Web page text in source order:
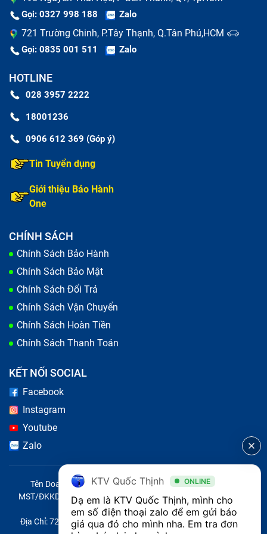
Lưu ý khi thay pin tablet
Tại sao Bảo Hành One là địa điểm uy
tín thay pin tablet Lenovo ?
Luôn luôn là hàng chính hãng:
tín lên hàng đầu và cam kết không sử dụng hàng giả,
hàng nhái, hàng kém chất lượng. Mỗi viên pin tablet
Lenovo đều có nguồn gốc xuất xứ rõ ràng, được cung
cấp từ chính thương hiệu và các đối tác làm việc trực
tiếp với Lenovo .
Sự trung thực:Đội ngũ nhân viên kỹ thuật của BẢO
HÀNH ONE sẽ tiến hành thay sửa pin tablet Lenovo
trước mặt quý khách. Bạn được quan sát trực tiếp quá
trình thay sửa và có quyền đưa ra thắc mắc để nhận
được giải đáp chi tiết tận tâm.
Gọi: 0327 998 188 Zalo
721 Trường Chinh, P.Tây Thạnh, Q.Tân Phú,HCM
Gọi: 0835 001 511 Zalo
HOTLINE
028 3957 2222
18001236
0906 612 369 (Góp ý)
Tin Tuyển dụng
Giới thiệu Bảo Hành
One
CHÍNH SÁCH
Chính Sách Bảo Hành
Chính Sách Bảo Mật
Chính Sách Đổi Trả
Chính Sách Vận Chuyển
Chính Sách Hoàn Tiền
Chính Sách Thanh Toán
KẾT NỐI SOCIAL
Facebook
Instagram
Youtube
Zalo
Tên Doanh Nghiệp: CÔNG TY TNHH CITY ONE VIỆT NAM
MST/ĐKKD/QĐTL: 0316569346 do sở KHĐT TP.HCM cấp ngày
14/04/2023
Địa Chỉ: 721 Trường Chinh, Phường Tây Thạnh, Quận Tân Phú,
KTV Quốc Thịnh ONLINE
Dạ em là KTV Quốc Thịnh, mình cho
em số điện thoại zalo để em gửi báo
giá qua đó cho mình nha. Em tra đơn